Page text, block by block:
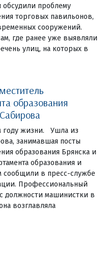
обсудили проблему
торговых павильонов,
сооружений.
где ранее уже выявляли
улиц, на которых в
образования
году жизни. Ушла из
занимавшая посты
образования Брянска и
образования и
сообщили в пресс-службе
Профессиональный
должности машинистки в
возглавляла